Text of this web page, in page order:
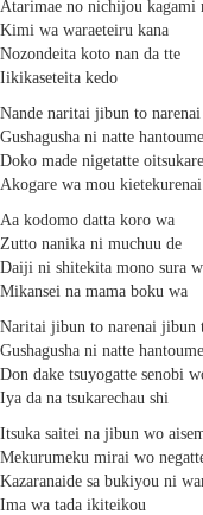
Atarimae no nichijou kagami
Kimi wa waraeteiru kana
Nozondeita koto nan da tte
Iikikaseteita kedo
Nande naritai jibun to
Gushagusha ni natte
Doko made nigetatte
Akogare wa mou
Aa kodomo datta koro wa
Zutto nanika ni muchuu de
Daiji ni shitekita mono sura
Mikansei na mama boku wa
Naritai jibun to narenai jibun
Gushagusha ni natte
Don dake tsuyogatte senobi
Iya da na tsukarechau shi
Itsuka saitei na jibun wo
Mekurumeku mirai wo
Kazaranaide sa bukiyou ni
Ima wa tada ikiteikou